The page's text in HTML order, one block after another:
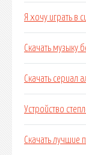
Я хочу играть в
Скачать музыку
Скачать сериал
Устройство
Скачать лучшие